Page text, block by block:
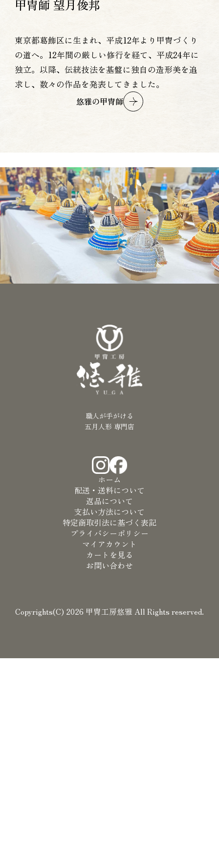
甲冑師 望月俊邦
東京都葛飾区に生まれ、平成12年より甲冑づくり
の道へ。12年間の厳しい修行を経て、平成24年に
独立。以降、伝統技法を基盤に独自の造形美を追
求し、数々の作品を発表してきました。
悠雅の甲冑師
職人が手がける
五月人形 専門店
ホーム
配送・送料について
返品について
支払い方法について
特定商取引法に基づく表記
プライバシーポリシー
マイアカウント
カートを見る
お問い合わせ
Copyrights(C) 2026 甲冑工房悠雅 All Rights reserved.